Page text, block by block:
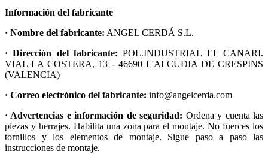
Información del fabricante
· Nombre del fabricante: ANGEL CERDÁ S.L.
· Dirección del fabricante: POL.INDUSTRIAL EL CANARI.
VIAL LA COSTERA, 13 - 46690 L'ALCUDIA DE CRESPINS
(VALENCIA)
· Correo electrónico del fabricante: info@angelcerda.com
· Advertencias e información de seguridad: Ordena y cuenta las
piezas y herrajes. Habilita una zona para el montaje. No fuerces los
tornillos y los elementos de montaje. Sigue paso a paso las
instrucciones de montaje.